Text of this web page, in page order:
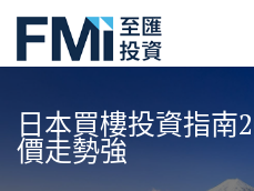
main
content
日本買樓投資指南
價走勢強